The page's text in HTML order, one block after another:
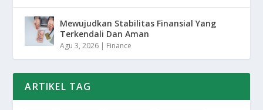
Mewujudkan Stabilitas Finansial Yang
Terkendali Dan Aman
Agu 3, 2026 | Finance
ARTIKEL TAG